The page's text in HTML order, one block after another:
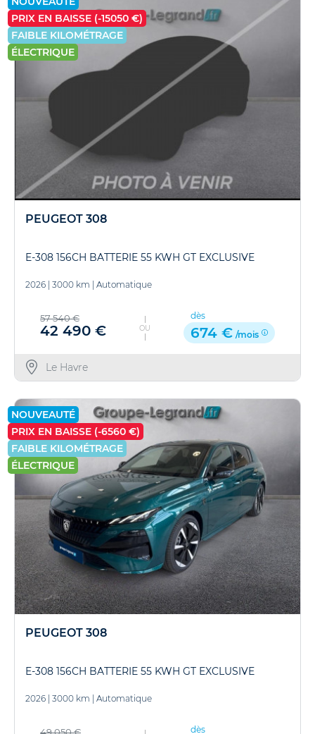
PRIX EN BAISSE (-15050 €)
FAIBLE KILOMÉTRAGE
ÉLECTRIQUE
PEUGEOT 308
E-308 156CH BATTERIE 55 KWH GT EXCLUSIVE
2026 3000 km Automatique
57 540 €
42 490 € OU
dès
674 € /mois
Le Havre
NOUVEAUTÉ
PRIX EN BAISSE (-6560 €)
FAIBLE KILOMÉTRAGE
ÉLECTRIQUE
PEUGEOT 308
E-308 156CH BATTERIE 55 KWH GT EXCLUSIVE
2026 | 3000 km | Automatique
49 050 € dès